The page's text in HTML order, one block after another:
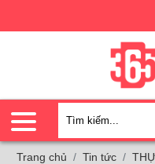
Trang chủ Tin tức